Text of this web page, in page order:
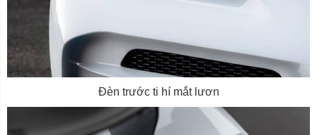
Đèn trước ti hí mắt lươn